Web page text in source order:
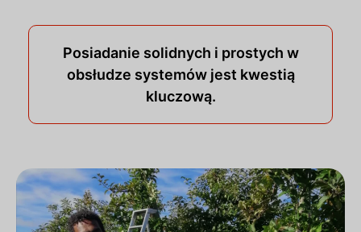
Posiadanie solidnych i prostych w
obsłudze systemów jest kwestią
kluczową.